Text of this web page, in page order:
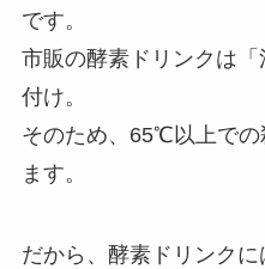
です。
市販の酵素ドリンクは
付け。
そのため、65℃以上で
ます。
だから、酵素ドリンク